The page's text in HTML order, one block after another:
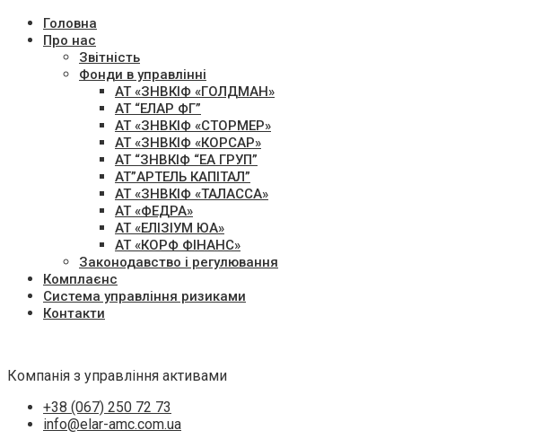
Головна
Про нас
Звітність
Фонди в управлінні
АТ «ЗНВКІФ «ГОЛДМАН»
АТ “ЕЛАР ФГ”
АТ «ЗНВКІФ «СТОРМЕР»
АТ «ЗНВКІФ «КОРСАР»
АТ “ЗНВКІФ “ЕА ГРУП”
АТ”АРТЕЛЬ КАПІТАЛ”
АТ «ЗНВКІФ «ТАЛАССА»
АТ «ФЕДРА»
АТ «ЕЛІЗІУМ ЮА»
АТ «КОРФ ФІНАНС»
Законодавство і регулювання
Комплаєнс
Система управління ризиками
Контакти
Компанія з управління активами
+38 (067) 250 72 73
info@elar-amc.com.ua